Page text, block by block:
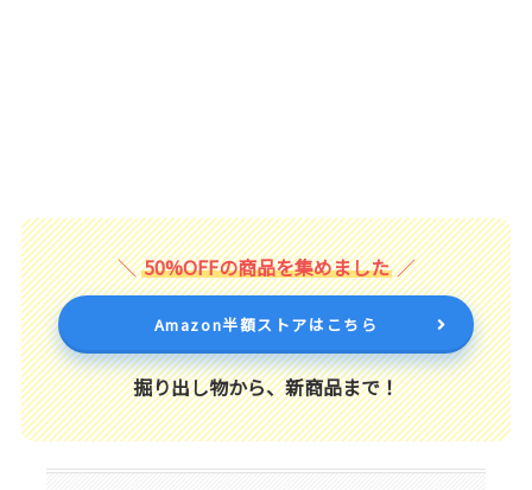
50%OFFの商品を集めました
Amazon半額ストアはこちら
掘り出し物から、新商品まで！